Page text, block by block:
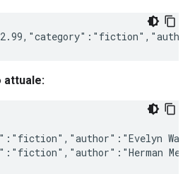
attuale: